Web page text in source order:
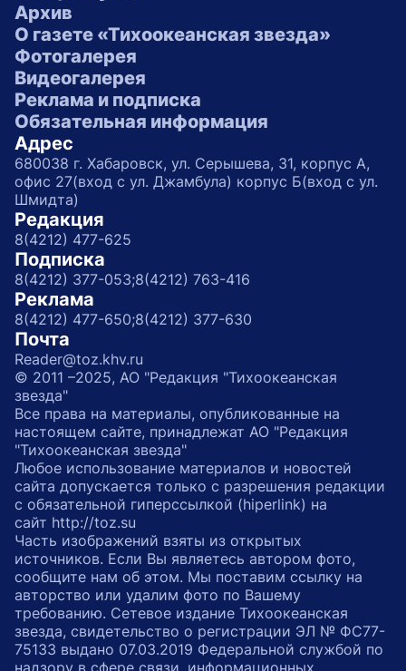
Архив
О газете «Тихоокеанская звезда»
Фотогалерея
Видеогалерея
Реклама и подписка
Обязательная информация
Адрес
680038 г. Хабаровск, ул. Серышева, 31, корпус А,
офис 27(вход с ул. Джамбула) корпус Б(вход с ул.
Шмидта)
Редакция
8(4212) 477-625
Подписка
8(4212) 377-053;8(4212) 763-416
Реклама
8(4212) 477-650;8(4212) 377-630
Почта
Reader@toz.khv.ru
© 2011 –2025, АО "Редакция "Тихоокеанская
звезда"
Все права на материалы, опубликованные на
настоящем сайте, принадлежат АО "Редакция
"Тихоокеанская звезда"
Любое использование материалов и новостей
сайта допускается только с разрешения редакции
с обязательной гиперссылкой (hiperlink) на
сайт http://toz.su
Часть изображений взяты из открытых
источников. Если Вы являетесь автором фото,
сообщите нам об этом. Мы поставим ссылку на
авторство или удалим фото по Вашему
требованию. Сетевое издание Тихоокеанская
звезда, свидетельство о регистрации ЭЛ № ФС77-
75133 выдано 07.03.2019 Федеральной службой по
надзору в сфере связи, информационных